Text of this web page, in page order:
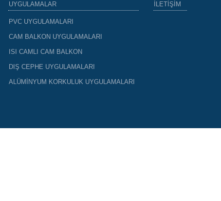
UYGULAMALAR
PVC UYGULAMALARI
CAM BALKON UYGULAMALARI
ISI CAMLI CAM BALKON
DIŞ CEPHE UYGULAMALARI
ALÜMİNYUM KORKULUK UYGULAMALARI
İLETİŞİM